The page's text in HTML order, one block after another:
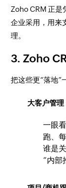
Zoho CRM 正是
企业采用，用来
理。
3. Zoho
把这些更“落地”
大客户管理
一眼
跑、
谁是
“内部